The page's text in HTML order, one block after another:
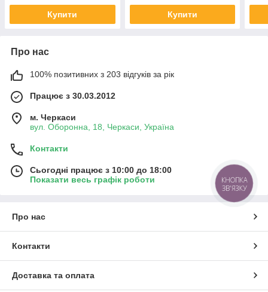
Купити Купити
Про нас
100% позитивних з 203 відгуків за рік
Працює з 30.03.2012
м. Черкаси
вул. Оборонна, 18, Черкаси, Україна
Контакти
Сьогодні працює з 10:00 до 18:00
Показати весь графік роботи
Про нас
Контакти
Доставка та оплата
КНОПКА
ЗВ'ЯЗКУ